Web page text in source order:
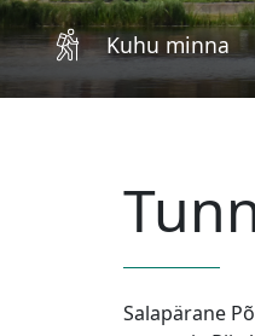
Kuhu minna
Salapärane